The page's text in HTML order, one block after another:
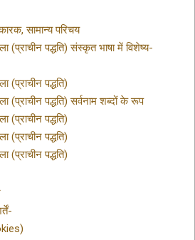
सामान्य परिचय
(प्राचीन पद्धति) संस्कृत भाषा में विशेष्य-
(प्राचीन पद्धति)
(प्राचीन पद्धति) सर्वनाम शब्दों के रूप
(प्राचीन पद्धति)
(प्राचीन पद्धति)
(प्राचीन पद्धति)